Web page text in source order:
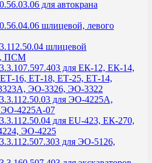
для автокрана
шлицевой, левого
шлицевой
ПСМ
для ЕК-12, ЕК-14,
16, ЕТ-18, ЕТ-25, ЕТ-14,
ЭО-3326, ЭО-3322
для ЭО-4225А,
4225А-07
для ЕU-423, ЕК-270,
ЭО-4225
для ЭО-5126,